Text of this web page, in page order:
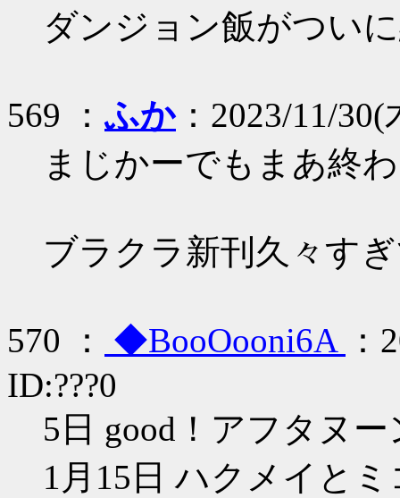
ダンジョン飯がつい
569 ：ふか：2023/11/30(
まじかーでもまあ終
ブラクラ新刊久々す
570 ： ◆BooOooni6A
ID:???0
5日 good！アフタヌー
1月15日 ハクメイと